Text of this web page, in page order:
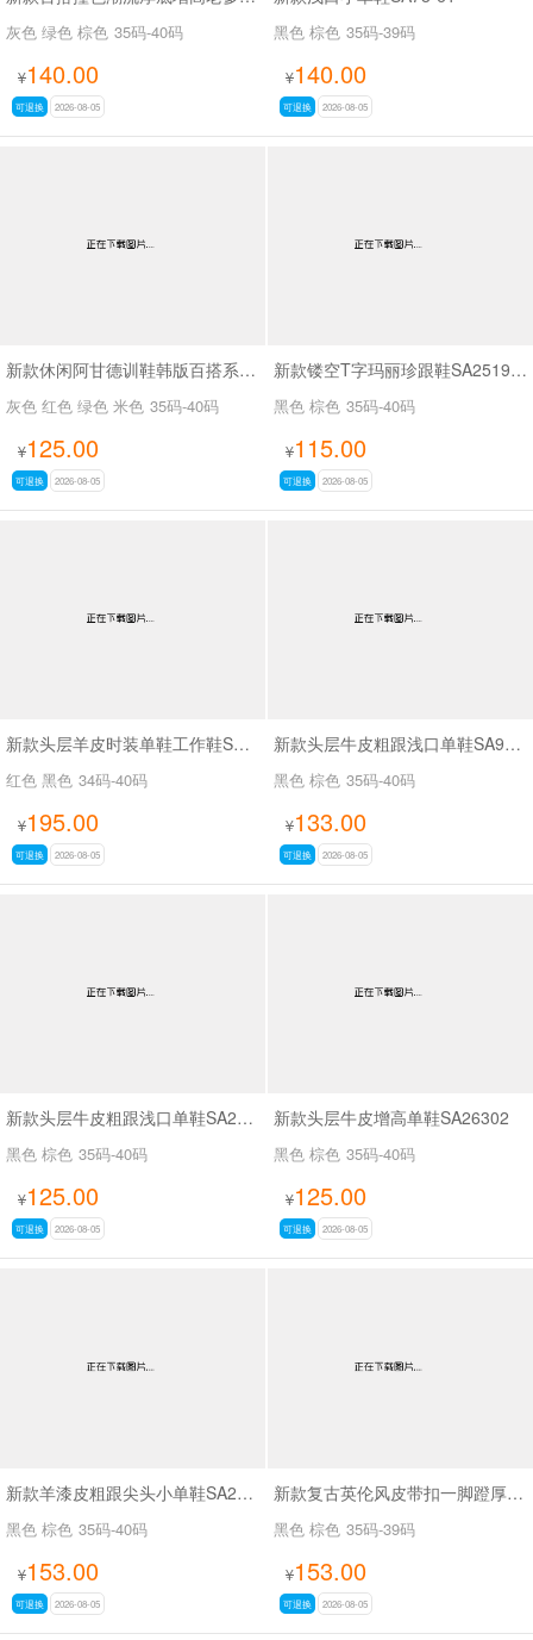
灰色 绿色 棕色 35码-40码
¥140.00
可退换 2026-08-05
黑色 棕色 35码-39码
¥140.00
可退换 2026-08-05
新款休闲阿甘德训鞋韩版百搭系带薄底休闲鞋SA1883
灰色 红色 绿色 米色 35码-40码
¥125.00
可退换 2026-08-05
新款镂空T字玛丽珍跟鞋SA2519-65
黑色 棕色 35码-40码
¥115.00
可退换 2026-08-05
新款头层羊皮时装单鞋工作鞋SA56-53
红色 黑色 34码-40码
¥195.00
可退换 2026-08-05
新款头层牛皮粗跟浅口单鞋SA9629-5
黑色 棕色 35码-40码
¥133.00
可退换 2026-08-05
新款头层牛皮粗跟浅口单鞋SA26339
黑色 棕色 35码-40码
¥125.00
可退换 2026-08-05
新款头层牛皮增高单鞋SA26302
黑色 棕色 35码-40码
¥125.00
可退换 2026-08-05
新款羊漆皮粗跟尖头小单鞋SA25166
黑色 棕色 35码-40码
¥153.00
可退换 2026-08-05
新款复古英伦风皮带扣一脚蹬厚底时尚百搭乐福鞋SA5271
黑色 棕色 35码-39码
¥153.00
可退换 2026-08-05